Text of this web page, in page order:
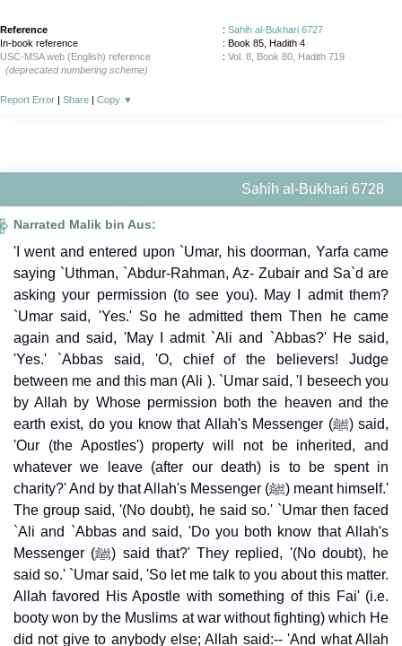
Reference : Sahih al-Bukhari 6727
In-book reference
: Book 85, Hadith 4
USC-MSA web (English) reference
: Vol. 8, Book 80, Hadith 719
(deprecated numbering scheme)
Report Error Share Copy ▼
Sahih al-Bukhari 6728
Narrated Malik bin Aus:
'I went and entered upon `Umar, his doorman, Yarfa came
saying `Uthman, `Abdur-Rahman, Az- Zubair and Sa`d are
asking your permission (to see you). May I admit them?
`Umar said, 'Yes.' So he admitted them Then he came
again and said, 'May I admit `Ali and `Abbas?' He said,
'Yes.' `Abbas said, 'O, chief of the believers! Judge
between me and this man (Ali ). `Umar said, 'I beseech you
by Allah by Whose permission both the heaven and the
earth exist, do you know that Allah's Messenger (ﷺ) said,
'Our (the Apostles') property will not be inherited, and
whatever we leave (after our death) is to be spent in
charity?' And by that Allah's Messenger (ﷺ) meant himself.'
The group said, '(No doubt), he said so.' `Umar then faced
`Ali and `Abbas and said, 'Do you both know that Allah's
Messenger (ﷺ) said that?' They replied, '(No doubt), he
said so.' `Umar said, 'So let me talk to you about this matter.
Allah favored His Apostle with something of this Fai' (i.e.
booty won by the Muslims at war without fighting) which He
did not give to anybody else; Allah said:-- 'And what Allah